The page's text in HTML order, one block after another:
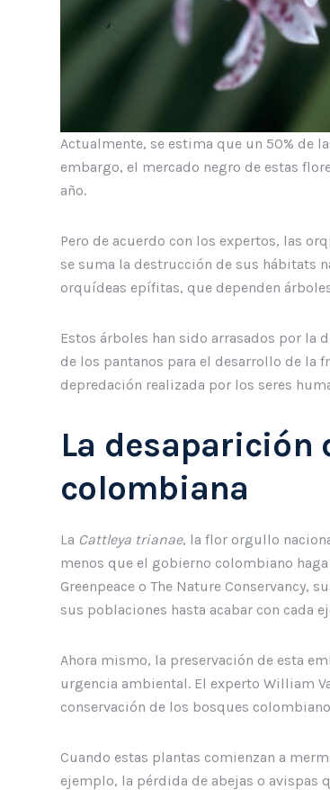
Actualmente, se estima que un 50% de
embargo, el mercado negro de estas
año.
Pero de acuerdo con los expertos, las
se suma la destrucción de sus hábitats
orquídeas epífitas, que dependen
Estos árboles han sido arrasados por la
de los pantanos para el desarrollo de la
depredación realizada por los seres
La desaparición
colombiana
La Cattleya trianae, la flor orgullo
menos que el gobierno colombiano
Greenpeace o The Nature
sus poblaciones hasta acabar con cada
Ahora mismo, la preservación de esta
urgencia ambiental. El experto William
conservación de los bosques
Cuando estas plantas comienzan a
ejemplo, la pérdida de abejas o avispas